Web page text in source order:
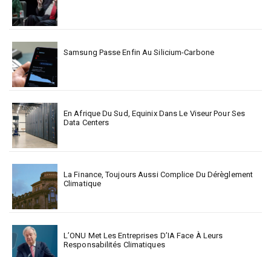
Samsung Passe Enfin Au Silicium-Carbone
En Afrique Du Sud, Equinix Dans Le Viseur Pour Ses
Data Centers
La Finance, Toujours Aussi Complice Du Dérèglement
Climatique
L’ONU Met Les Entreprises D’IA Face À Leurs
Responsabilités Climatiques